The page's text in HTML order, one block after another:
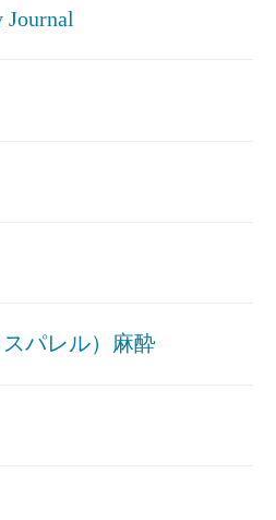
Journal
パレル）麻酔